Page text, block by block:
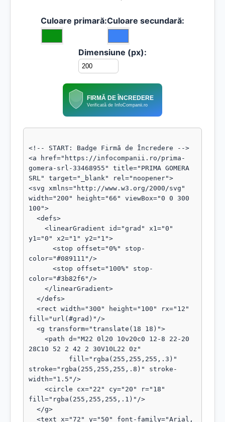
Culoare primară:Culoare secundară:
Dimensiune (px):
FIRMĂ DE ÎNCREDERE
Verificată de InfoCompanii.ro
<!-- START: Badge Firmă de Încredere -->
<a href="https://infocompanii.ro/prima-
gomera-srl-33468955" title="PRIMA GOMERA
SRL" target="_blank" rel="noopener">
<svg xmlns="http://www.w3.org/2000/svg"
width="200" height="66" viewBox="0 0 300
100">
y1="0" x2="1" y2="1">
color="#089111"/>
color="#3b82f6"/>
fill="url(#grad)"/>
28C10 52 2 42 2 30V10L22 0z"
stroke="rgba(255,255,255,.8)" stroke-
width="1.5"/>
fill="rgba(255,255,255,.1)"/>